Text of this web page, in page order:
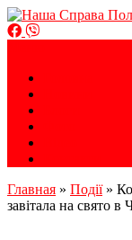
Главная » Події»
завітала на свято в